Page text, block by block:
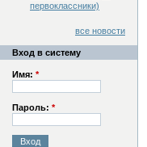
первоклассники)
все новости
Вход в систему
Имя: *
Пароль: *